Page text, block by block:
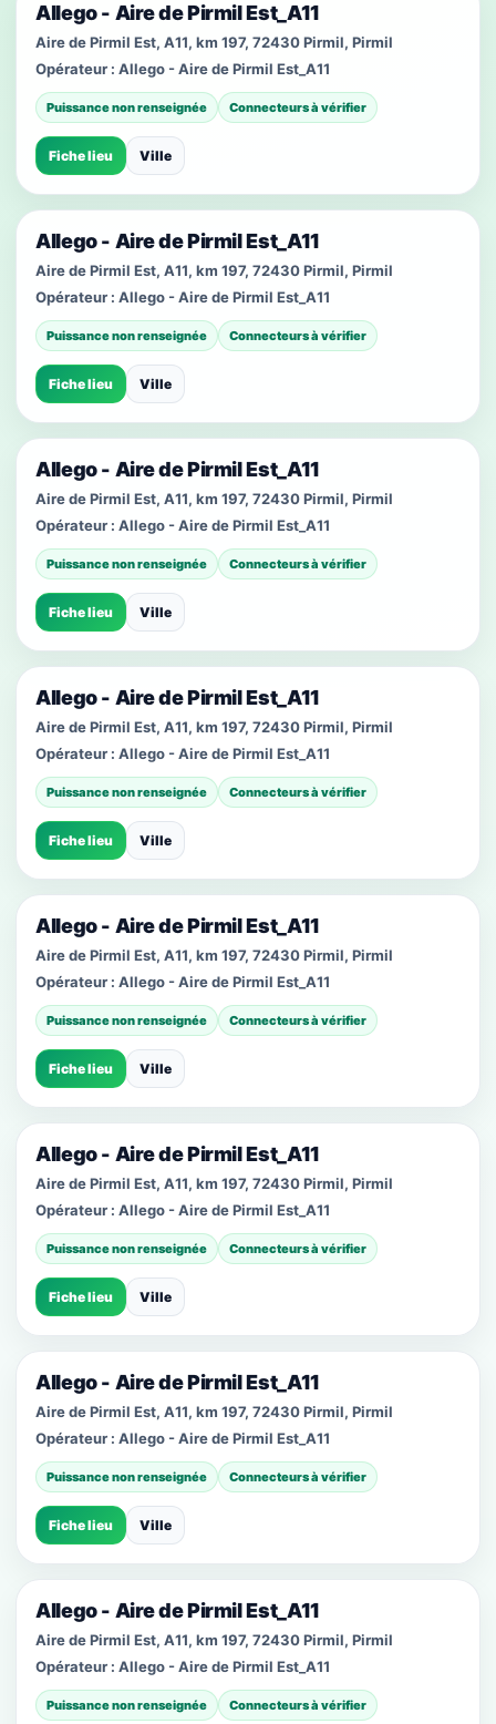
Allego - Aire de Pirmil Est_A11
Aire de Pirmil Est, A11, km 197, 72430 Pirmil, Pirmil
Opérateur : Allego - Aire de Pirmil Est_A11
Puissance non renseignée Connecteurs à vérifier
Fiche lieu Ville
Allego - Aire de Pirmil Est_A11
Aire de Pirmil Est, A11, km 197, 72430 Pirmil, Pirmil
Opérateur : Allego - Aire de Pirmil Est_A11
Puissance non renseignée Connecteurs à vérifier
Fiche lieu Ville
Allego - Aire de Pirmil Est_A11
Aire de Pirmil Est, A11, km 197, 72430 Pirmil, Pirmil
Opérateur : Allego - Aire de Pirmil Est_A11
Puissance non renseignée Connecteurs à vérifier
Fiche lieu Ville
Allego - Aire de Pirmil Est_A11
Aire de Pirmil Est, A11, km 197, 72430 Pirmil, Pirmil
Opérateur : Allego - Aire de Pirmil Est_A11
Puissance non renseignée Connecteurs à vérifier
Fiche lieu Ville
Allego - Aire de Pirmil Est_A11
Aire de Pirmil Est, A11, km 197, 72430 Pirmil, Pirmil
Opérateur : Allego - Aire de Pirmil Est_A11
Puissance non renseignée Connecteurs à vérifier
Fiche lieu Ville
Allego - Aire de Pirmil Est_A11
Aire de Pirmil Est, A11, km 197, 72430 Pirmil, Pirmil
Opérateur : Allego - Aire de Pirmil Est_A11
Puissance non renseignée Connecteurs à vérifier
Fiche lieu Ville
Allego - Aire de Pirmil Est_A11
Aire de Pirmil Est, A11, km 197, 72430 Pirmil, Pirmil
Opérateur : Allego - Aire de Pirmil Est_A11
Puissance non renseignée Connecteurs à vérifier
Fiche lieu Ville
Allego - Aire de Pirmil Est_A11
Aire de Pirmil Est, A11, km 197, 72430 Pirmil, Pirmil
Opérateur : Allego - Aire de Pirmil Est_A11
Puissance non renseignée Connecteurs à vérifier